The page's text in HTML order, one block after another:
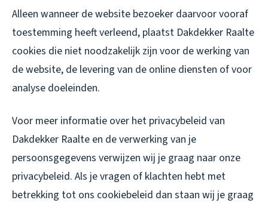
Alleen wanneer de website bezoeker daarvoor vooraf
toestemming heeft verleend, plaatst Dakdekker Raalte
cookies die niet noodzakelijk zijn voor de werking van
de website, de levering van de online diensten of voor
analyse doeleinden.
Voor meer informatie over het privacybeleid van
Dakdekker Raalte en de verwerking van je
persoonsgegevens verwijzen wij je graag naar onze
privacybeleid. Als je vragen of klachten hebt met
betrekking tot ons cookiebeleid dan staan wij je graag